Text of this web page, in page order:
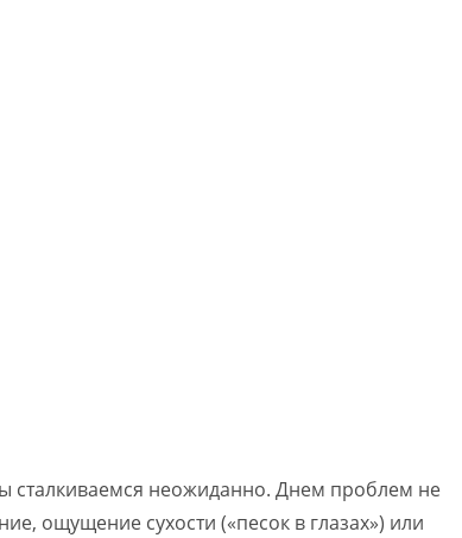
сталкиваемся неожиданно. Днем проблем не
ощущение сухости («песок в глазах») или